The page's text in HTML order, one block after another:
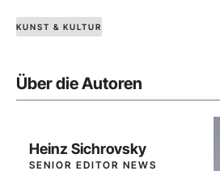
KUNST & KULTUR
Über die Autoren
Heinz Sichrovsky
SENIOR EDITOR NEWS